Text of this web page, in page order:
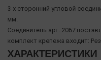
3-х сторонний угловой
мм.
Соединитель арт. 2067
комплект крепежа входит:
ХАРАКТЕРИСТИКИ